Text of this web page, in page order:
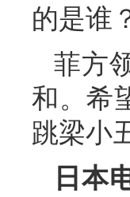
的是谁
菲方
和。希
跳梁小
日本